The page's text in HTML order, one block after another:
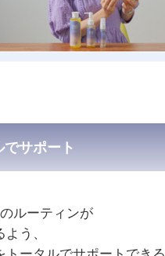
サポート
ルーティンが
う、